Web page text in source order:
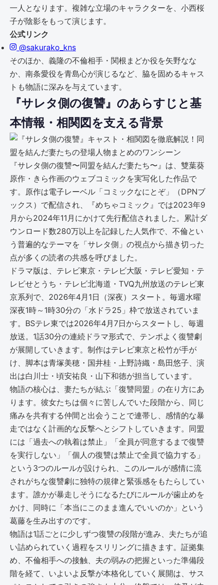
一人となります。複雑な立場のキャラクターを、小西桜
子が陰影をもって演じます。
公式リンク
@sakurako_kns
そのほか、義隆の不倫相手・関根まどか役を矢野なな
か、南条愛役を青島心が演じるなど、脇を固めるキャス
トも物語に深みを与えています。
『サレタ側の復讐』のあらすじと基
本情報・相関図を支える背景
『サレタ側の復讐〜同盟を結んだ妻たち〜』は、雙葉葵
原作・きら作画のウェブコミックを実写化した作品で
す。原作は電子レーベル「コミックなにとぞ」（DPNブ
ックス）で配信され、『めちゃコミック』では2023年9
月から2024年11月にかけて先行配信されました。累計ダ
ウンロード数280万以上を記録した人気作で、不倫とい
う普遍的なテーマを「サレタ側」の視点から描き切った
点が多くの読者の共感を呼びました。
ドラマ版は、テレビ東京・テレビ大阪・テレビ愛知・テ
レビせとうち・テレビ北海道・TVQ九州放送のテレビ東
京系列で、2026年4月1日（深夜）スタート。毎週水曜
深夜1時～1時30分の「水ドラ25」枠で放送されていま
す。BSテレ東では2026年4月7日からスタートし、毎週
放送。1話30分の連続ドラマ形式で、テンポよく復讐劇
が展開していきます。制作はテレビ東京と松竹が手が
け、脚本は青塚美穂・国井桂・上野詩織・島田悠子、演
出は白川士・頃安祐良・山下和徳が担当しています。
物語の核心は、妻たちが結ぶ「復讐同盟」の在り方にあ
ります。彼女たちは個々に苦しんでいた段階から、同じ
痛みを共有する仲間と出会うことで連帯し、感情的な暴
走ではなく計画的な反撃へとシフトしていきます。同盟
には「過去への執着は禁止」「全員が同意するまで復讐
を実行しない」「個人の復讐は禁止で全員で協力する」
という3つのルールが設けられ、このルールが感情に流
されがちな復讐劇に独特の規律と緊張感をもたらしてい
ます。誰かが暴走しそうになるたびにルールが歯止めを
かけ、同時に「本当にこのまま進んでいいのか」という
葛藤を生み出すのです。
物語は1話ごとに少しずつ復讐の段階が進み、夫たちが追
い詰められていく過程をスリリングに描きます。証拠集
め、不倫相手への接触、夫の弱みの把握といった準備段
階を経て、いよいよ反撃が本格化していく展開は、サス